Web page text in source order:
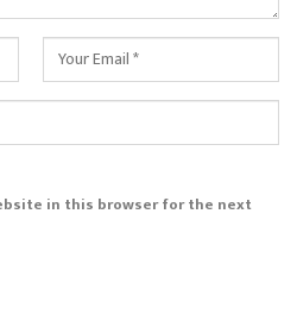
in this browser for the next